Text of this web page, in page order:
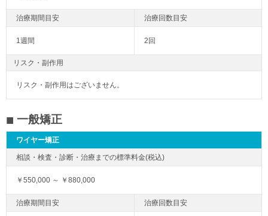
1週間 2回
リスク・副作用
リスク・副作用はございません。
一般矯正
ワイヤー矯正
￥550,000 ～ ￥880,000